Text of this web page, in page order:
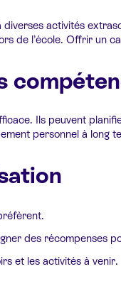
activités
de l’école. Offrir un
Ils peuvent
personnel à long
des récompenses
et les activités à venir.